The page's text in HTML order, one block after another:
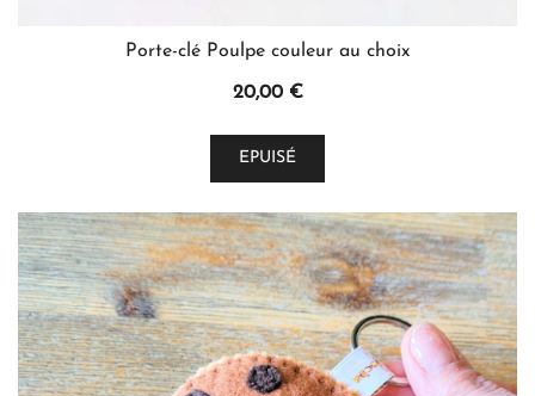
Porte-clé Poulpe couleur au choix
20,00 €
EPUISÉ
Ce
plusieurs
variations.
Les
options
peuvent
être